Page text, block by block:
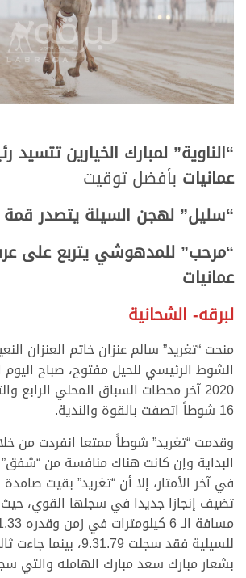
“الناوية” لمبارك الخيارين تتسيد
عمانيات بأفضل توقيت
“سليل” لهجن السيلة يتصدر قمة
“مرحب” للمدهوشي يتربع على
عمانيات
لبرقه- الشحانية
منحت “تغريد” سالم عنزان خاتم العنزان
2020 آخر محطات السباق المحلي
16 شوطاً اتصفت بالقوة والندية.
وقدمت “تغريد” شوطاً ممتعا انفردت من
البداية وإن كانت هناك منافسة من
في آخر الأمتار، إلا أن “تغريد” بقيت
تضيف إنجازا جديدا في سجلها القوي،
للسيلية فقد سجلت 9.31.79،
بشعار مبارك سعد مبارك الهامله والتي سجلت